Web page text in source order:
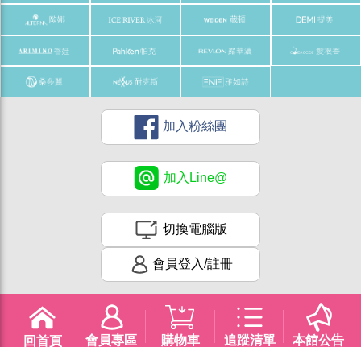
回首頁 會員專區 購物車 追蹤清單 本館公告
加入粉絲團
加入Line@
切換電腦版
會員登入/註冊